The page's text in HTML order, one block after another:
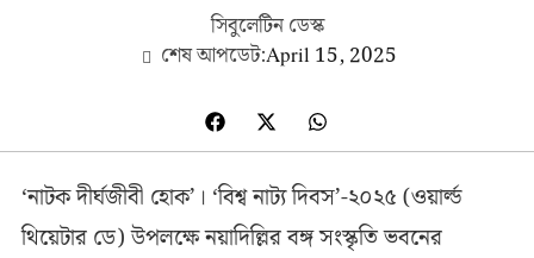
সিবুলেটিন ডেস্ক
শেষ আপডেট:April 15, 2025
‘নাটক দীর্ঘজীবী হোক’। ‘বিশ্ব নাট্য দিবস’-২০২৫ (ওয়ার্ল্ড
থিয়েটার ডে) উপলক্ষে নয়াদিল্লির বঙ্গ সংস্কৃতি ভবনের